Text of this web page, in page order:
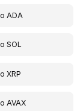
ADA
SOL
XRP
AVAX